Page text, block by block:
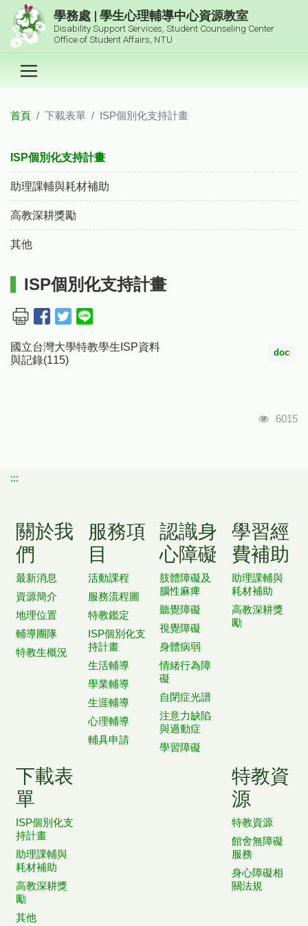
跳到主要內容區塊
學務處 | 學生心理輔導中心資源教室
Disability Support Services, Student Counseling Center
Office of Student Affairs, NTU
首頁 下載表單 ISP個別化支持計畫
ISP個別化支持計畫
助理課輔與耗材補助
高教深耕獎勵
其他
ISP個別化支持計畫
國立台灣大學特教學生ISP資料
與記錄(115)
doc
瀏覽人
6015
:::
關於我
們
最新消息
資源簡介
地理位置
輔導團隊
特教生概況
服務項
目
活動課程
服務流程圖
特教鑑定
ISP個別化支
持計畫
生活輔導
學業輔導
生涯輔導
心理輔導
輔具申請
認識身
心障礙
肢體障礙及
腦性麻痺
聽覺障礙
視覺障礙
身體病弱
情緒行為障
礙
自閉症光譜
注意力缺陷
與過動症
學習障礙
學習經
費補助
助理課輔與
耗材補助
高教深耕獎
勵
下載表
單
ISP個別化支
持計畫
助理課輔與
耗材補助
高教深耕獎
勵
其他
特教資
源
特教資源
館舍無障礙
服務
身心障礙相
關法規